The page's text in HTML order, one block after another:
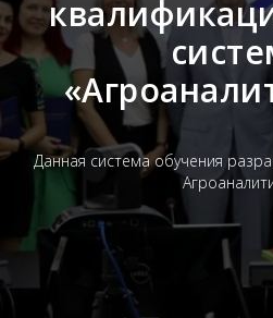
Данная система обучения